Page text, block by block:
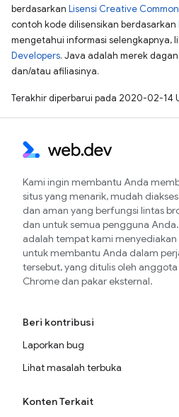
berdasarkan Lisensi Creative
contoh kode dilisensikan berdasarkan
mengetahui informasi selengkapnya,
Developers. Java adalah merek
dan/atau afiliasinya.
Terakhir diperbarui pada 2020-02-14
Kami ingin membantu Anda
situs yang menarik, mudah
dan aman yang berfungsi lintas
dan untuk semua pengguna Anda.
adalah tempat kami menyediakan
untuk membantu Anda dalam
tersebut, yang ditulis oleh
Chrome dan pakar eksternal.
Beri kontribusi
Laporkan bug
Lihat masalah terbuka
Konten Terkait